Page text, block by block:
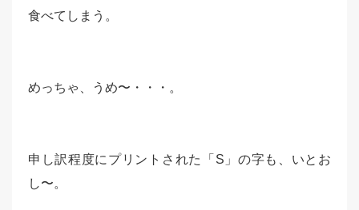
食べてしまう。
めっちゃ、うめ〜・・・。
申し訳程度にプリントされた「S」の字も、いとお
し〜。